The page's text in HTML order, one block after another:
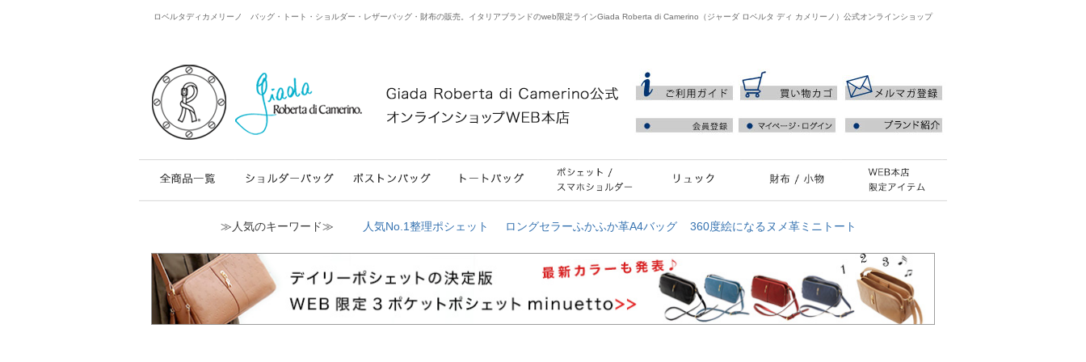
ロベルタディカメリーノ バッグ・トート・ショルダー・レザーバッグ・財布の販売。イタリアブランドのweb限定ラインGiada Roberta di Camerino（ジャーダ ロベルタ ディ カメリーノ）公式オンラインショップ
≫人気のキーワード≫ 人気No.1整理ポシェット ロングセラーふかふか革A4バッグ 360度絵になるヌメ革ミニトート